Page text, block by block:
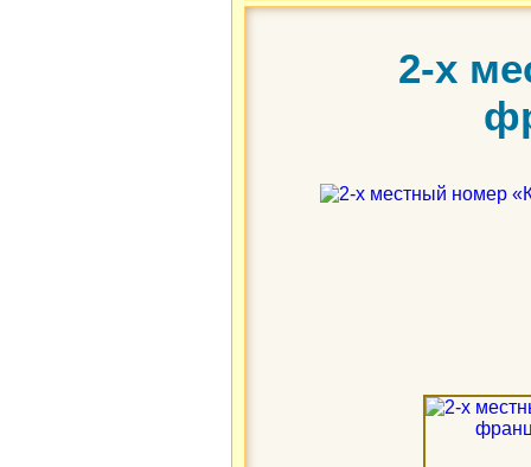
2-х